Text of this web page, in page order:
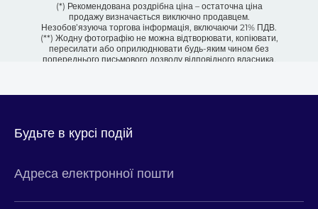
(*) Рекомендована роздрібна ціна – остаточна ціна
продажу визначається виключно продавцем.
Незобов’язуюча торгова інформація, включаючи 21% ПДВ.
(**) Жодну фотографію не можна відтворювати, копіювати,
пересилати або оприлюднювати будь-яким чином без
попереднього письмового дозволу відповідного власника.
Будьте в курсі подій
Адреса електронної пошти